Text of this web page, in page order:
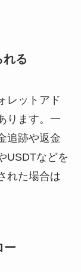
る
レットアド
ります。一
追跡や返金
USDTなどを
れた場合は
ー